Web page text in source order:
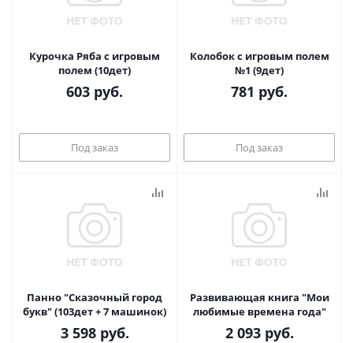
Курочка Ряба с игровым
полем (10дет)
603 руб.
Под заказ
Колобок с игровым полем
№1 (9дет)
781 руб.
Под заказ
Панно "Сказочный город
букв" (103дет + 7 машинок)
3 598руб.
Развивающая книга "Мои
любимые времена года"
2 093руб.